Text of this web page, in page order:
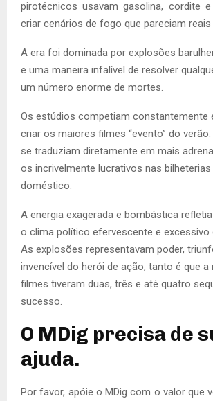
pirotécnicos usavam gasolina, cordite
criar cenários de fogo que pareciam
A era foi dominada por explosões
e uma maneira infalível de resolver
um número enorme de mortes.
Os estúdios competiam constantemente
criar os maiores filmes “evento” do
se traduziam diretamente em mais
os incrivelmente lucrativos nas bilheterias
doméstico.
A energia exagerada e bombástica
o clima político efervescente e excessivo
As explosões representavam poder,
invencível do herói de ação, tanto é que
filmes tiveram duas, três e até quatro
sucesso.
O MDig precisa de
ajuda.
Por favor, apóie o MDig com o valor que